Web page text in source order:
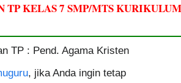
TP KELAS 7 SMP/MTS KURIKULUM
TP : Pend. Agama Kristen
, jika Anda ingin tetap